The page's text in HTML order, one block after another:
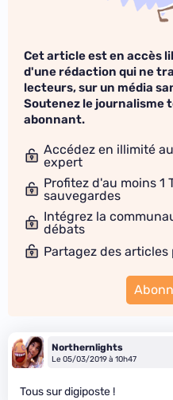
Cet article est en accès
d'une rédaction qui ne
lecteurs, sur un média
Soutenez le journalisme
abonnant.
Accédez en illimité
expert
Profitez d'au moins 1
sauvegardes
Intégrez la
débats
Partagez des
Northernlights
Le 05/03/2019 à 10h47
Tous sur digiposte !